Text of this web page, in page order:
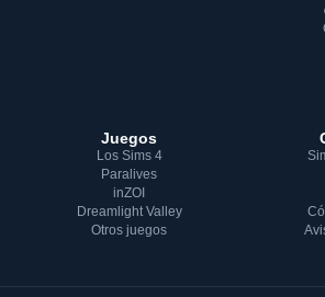
Juegos
Los Sims 4
Paralives
inZOI
Dreamlight Valley
Otros juegos